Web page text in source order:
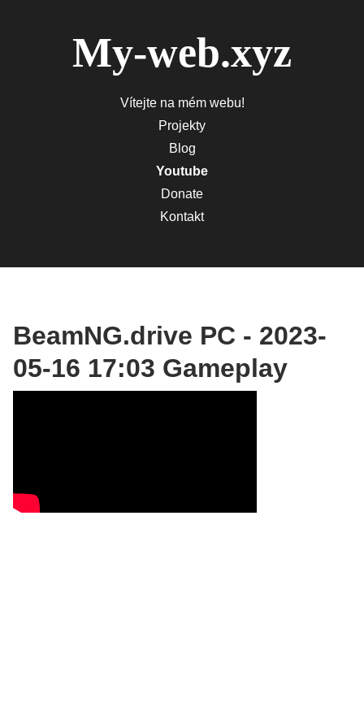
My-web.xyz
Vítejte na mém webu!
Projekty
Blog
Youtube
Donate
Kontakt
BeamNG.drive PC - 2023-
05-16 17:03 Gameplay